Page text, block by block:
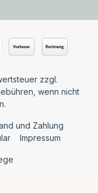
zzgl.
wenn nicht
und Zahlung
Impressum